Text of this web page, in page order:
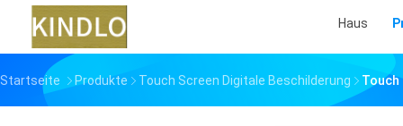
Haus
Startseite Produkte Touch Screen Digitale Beschilderung Touch